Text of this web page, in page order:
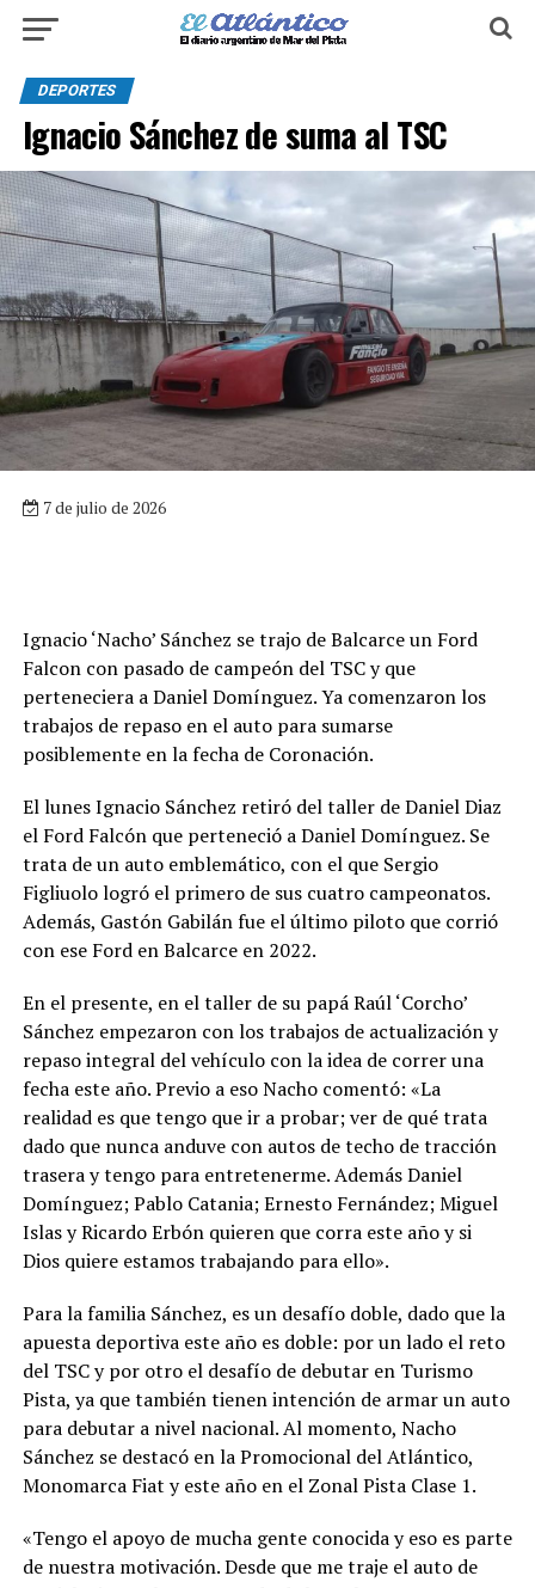
DEPORTES
Ignacio Sánchez de suma al TSC
7 de julio de 2026
Ignacio ‘Nacho’ Sánchez se trajo de Balcarce un Ford
Falcon con pasado de campeón del TSC y que
perteneciera a Daniel Domínguez. Ya comenzaron los
trabajos de repaso en el auto para sumarse
posiblemente en la fecha de Coronación.
El lunes Ignacio Sánchez retiró del taller de Daniel Diaz
el Ford Falcón que perteneció a Daniel Domínguez. Se
trata de un auto emblemático, con el que Sergio
Figliuolo logró el primero de sus cuatro campeonatos.
Además, Gastón Gabilán fue el último piloto que corrió
con ese Ford en Balcarce en 2022.
En el presente, en el taller de su papá Raúl ‘Corcho’
Sánchez empezaron con los trabajos de actualización y
repaso integral del vehículo con la idea de correr una
fecha este año. Previo a eso Nacho comentó: «La
realidad es que tengo que ir a probar; ver de qué trata
dado que nunca anduve con autos de techo de tracción
trasera y tengo para entretenerme. Además Daniel
Domínguez; Pablo Catania; Ernesto Fernández; Miguel
Islas y Ricardo Erbón quieren que corra este año y si
Dios quiere estamos trabajando para ello».
Para la familia Sánchez, es un desafío doble, dado que la
apuesta deportiva este año es doble: por un lado el reto
del TSC y por otro el desafío de debutar en Turismo
Pista, ya que también tienen intención de armar un auto
para debutar a nivel nacional. Al momento, Nacho
Sánchez se destacó en la Promocional del Atlántico,
Monomarca Fiat y este año en el Zonal Pista Clase 1.
«Tengo el apoyo de mucha gente conocida y eso es parte
de nuestra motivación. Desde que me traje el auto de